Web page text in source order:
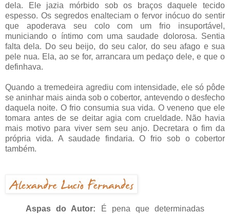
dela. Ele jazia mórbido sob os braços daquele tecido
espesso. Os segredos enalteciam o fervor inócuo do sentir
que apoderava seu colo com um frio insuportável,
municiando o íntimo com uma saudade dolorosa. Sentia
falta dela. Do seu beijo, do seu calor, do seu afago e sua
pele nua. Ela, ao se for, arrancara um pedaço dele, e que o
definhava.
Quando a tremedeira agrediu com intensidade, ele só pôde
se aninhar mais ainda sob o cobertor, antevendo o desfecho
daquela noite. O frio consumia sua vida. O veneno que ele
tomara antes de se deitar agia com crueldade. Não havia
mais motivo para viver sem seu anjo. Decretara o fim da
própria vida. A saudade findaria. O frio sob o cobertor
também.
Aspas do Autor: É pena que determinadas